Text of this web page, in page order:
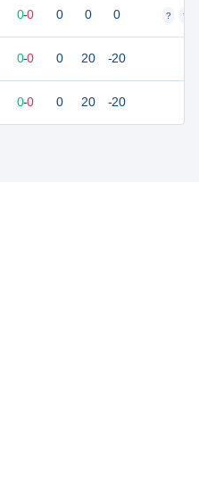
0-0 0 0 0 ? ?
0-0 0 20 -20
0-0 0 20 -20